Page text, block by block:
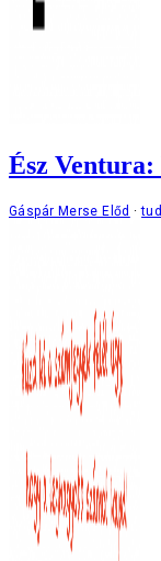
Ész
Gáspár Merse Előd